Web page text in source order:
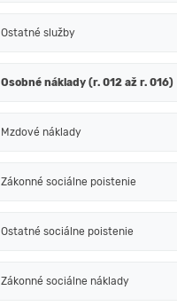
Ostatné služby
Osobné náklady (r. 012 až r. 016)
Mzdové náklady
Zákonné sociálne poistenie
Ostatné sociálne poistenie
Zákonné sociálne náklady